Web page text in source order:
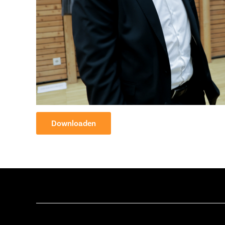
Downloaden